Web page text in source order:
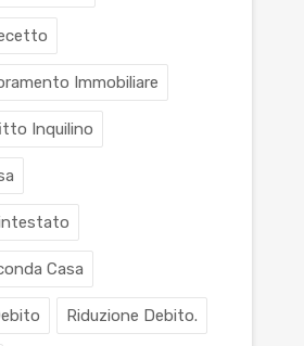
Immobiliare
Inquilino
Casa
Riduzione Debito.